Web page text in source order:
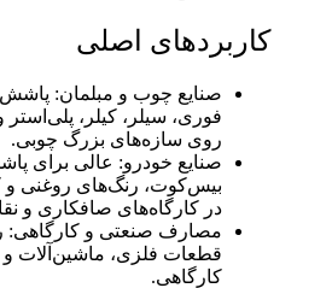
کاربردهای اصلی
صنایع چوب و مبلمان: پاشش
فوری، سیلر، کیلر، پلی‌استر
روی سازه‌های بزرگ چوبی.
صنایع خودرو: عالی برای
بیس‌کوت، رنگ‌های روغنی و
در کارگاه‌های صافکاری و
مصارف صنعتی و کارگاهی:
قطعات فلزی، ماشین‌آلات
کارگاهی.